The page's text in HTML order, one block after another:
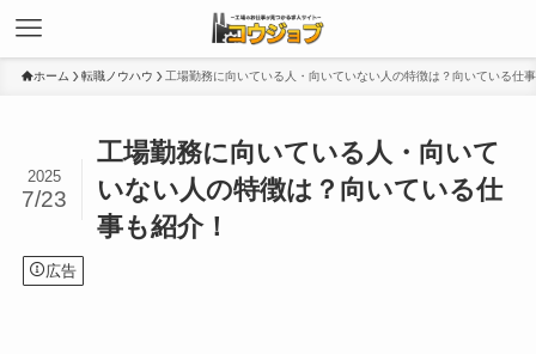
ホーム 転職ノウハウ 工場勤務に向いている人・向いていない人の特徴は？向いている仕
工場勤務に向いている人・向いて
いない人の特徴は？向いている仕
事も紹介！
2025
7/23
広告